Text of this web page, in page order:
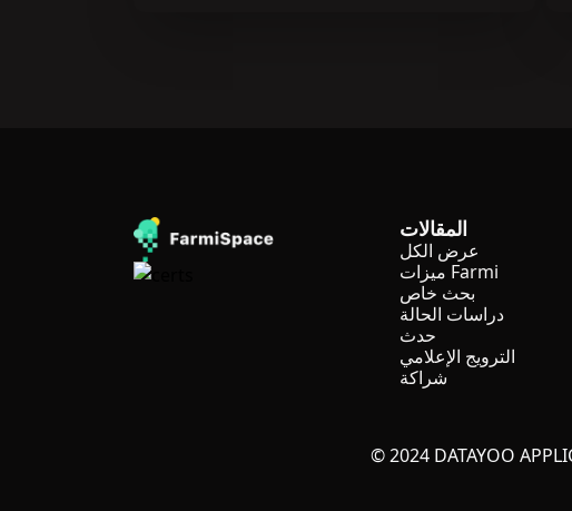
المقالات
عرض الكل
ميزات Farmi
بحث خاص
دراسات الحالة
حدث
الترويج الإعلامي
شراكة